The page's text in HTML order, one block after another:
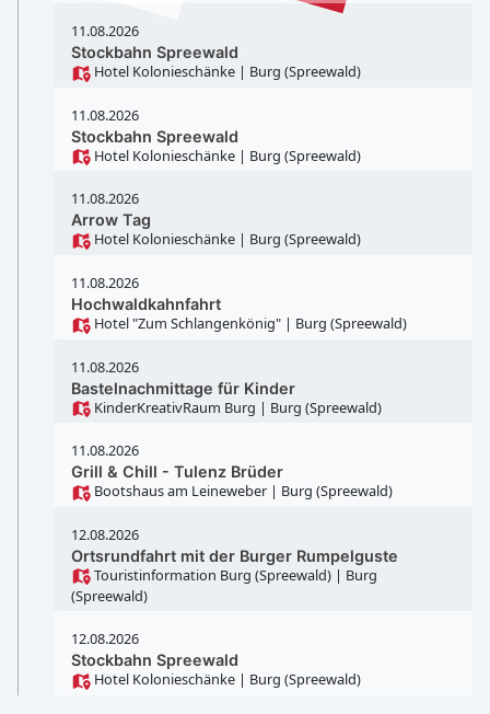
11.08.2026
Stockbahn Spreewald
Hotel Kolonieschänke | Burg (Spreewald)
11.08.2026
Stockbahn Spreewald
Hotel Kolonieschänke | Burg (Spreewald)
11.08.2026
Arrow Tag
Hotel Kolonieschänke | Burg (Spreewald)
11.08.2026
Hochwaldkahnfahrt
Hotel "Zum Schlangenkönig" | Burg (Spreewald)
11.08.2026
Bastelnachmittage für Kinder
KinderKreativRaum Burg | Burg (Spreewald)
11.08.2026
Grill & Chill - Tulenz Brüder
Bootshaus am Leineweber | Burg (Spreewald)
12.08.2026
Ortsrundfahrt mit der Burger Rumpelguste
Touristinformation Burg (Spreewald) | Burg
(Spreewald)
12.08.2026
Stockbahn Spreewald
Hotel Kolonieschänke | Burg (Spreewald)